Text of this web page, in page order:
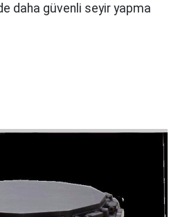
daha güvenli seyir yapma